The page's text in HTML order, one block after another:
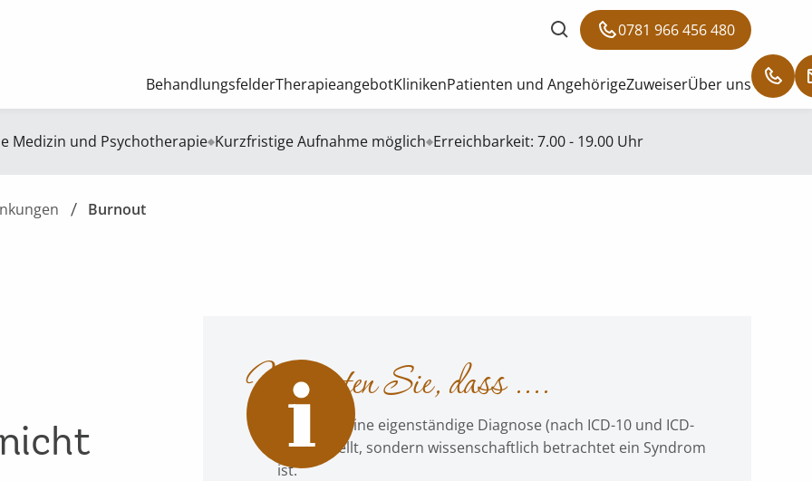
0781 966 456 480
BehandlungsfelderTherapieangebotKlinikenPatienten und AngehörigeZuweiserÜber uns
Medizin und Psychotherapie Kurzfristige Aufnahme möglich Erreichbarkeit: 7.00 - 19.00 Uhr
Burnout
Wussten Sie, dass ....
Burnout keine eigenständige Diagnose (nach ICD-10 und ICD-
11) darstellt, sondern wissenschaftlich betrachtet ein Syndrom
ist.